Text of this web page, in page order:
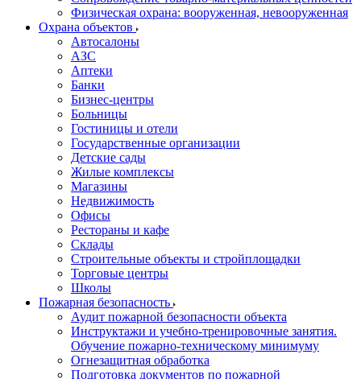
Физическая охрана: вооруженная, невооруженная
Охрана объектов
Автосалоны
АЗС
Аптеки
Банки
Бизнес-центры
Больницы
Гостиницы и отели
Государственные организации
Детские сады
Жилые комплексы
Магазины
Недвижимость
Офисы
Рестораны и кафе
Склады
Строительные объекты и стройплощадки
Торговые центры
Школы
Пожарная безопасность
Аудит пожарной безопасности объекта
Инструктажи и учебно-тренировочные занятия.
Обучение пожарно-техническому минимуму
Огнезащитная обработка
Подготовка документов по пожарной